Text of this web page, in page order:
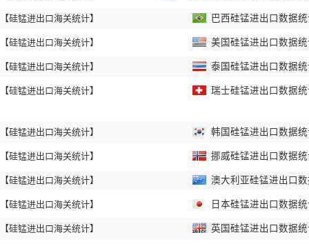
【硅锰进出口海关统计】
【硅锰进出口海关统计】
【硅锰进出口海关统计】
【硅锰进出口海关统计】
【硅锰进出口海关统计】
【硅锰进出口海关统计】
【硅锰进出口海关统计】
【硅锰进出口海关统计】
【硅锰进出口海关统计】
巴西硅锰进出口数据
美国硅锰进出口数据
泰国硅锰进出口数据
瑞士硅锰进出口数据
韩国硅锰进出口数据
挪威硅锰进出口数据
澳大利亚硅锰进出口
日本硅锰进出口数据
英国硅锰进出口数据